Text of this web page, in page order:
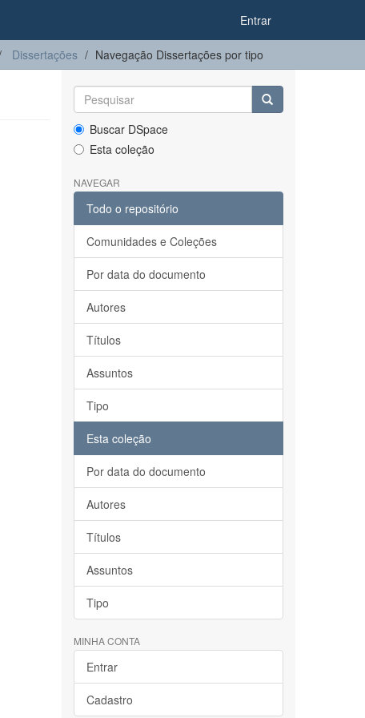
Entrar
Dissertações Navegação Dissertações por tipo
Buscar DSpace
Esta coleção
NAVEGAR
Todo o repositório
Comunidades e Coleções
Por data do documento
Autores
Títulos
Assuntos
Tipo
Esta coleção
Por data do documento
Autores
Títulos
Assuntos
Tipo
MINHA CONTA
Entrar
Cadastro